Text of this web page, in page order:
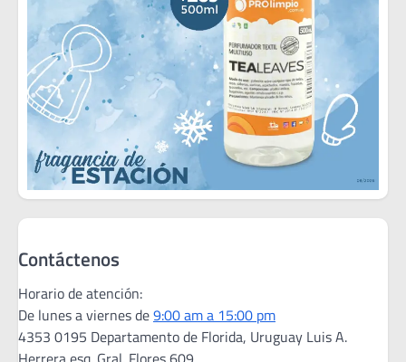
Contáctenos
Horario de atención:
De lunes a viernes de9:00 am a 15:00 pm
4353 0195 Departamento de Florida, Uruguay Luis A.